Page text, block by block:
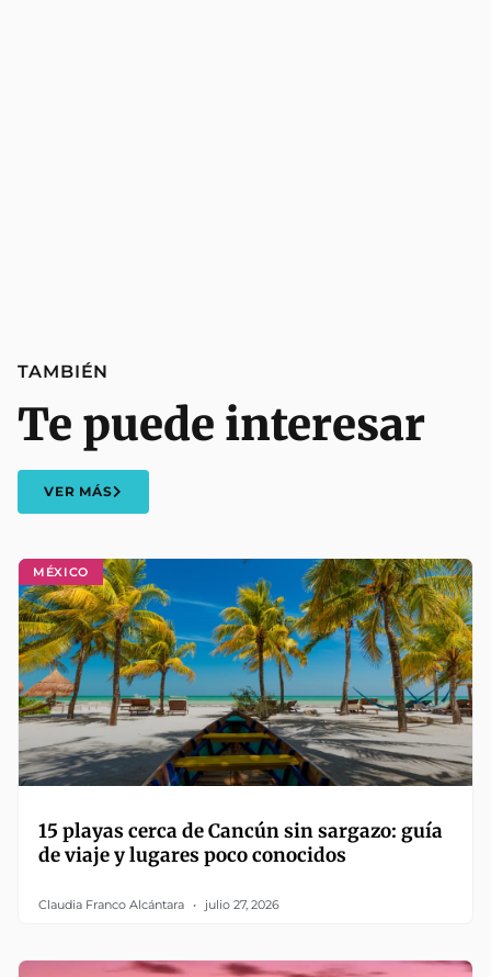
MÉXICO
15 playas cerca de Cancún sin sargazo: guía
de viaje y lugares poco conocidos
Claudia Franco Alcántara julio 27, 2026
TAMBIÉN
Te puede interesar
VER MÁS